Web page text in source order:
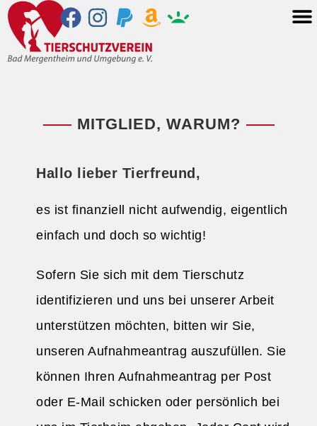
MITGLIED, WARUM?
Hallo lieber Tierfreund,
es ist finanziell nicht aufwendig, eigentlich
einfach und doch so wichtig!
Sofern Sie sich mit dem Tierschutz
identifizieren und uns bei unserer Arbeit
unterstützen möchten, bitten wir Sie,
unseren Aufnahmeantrag auszufüllen. Sie
können Ihren Aufnahmeantrag per Post
oder E-Mail schicken oder persönlich bei